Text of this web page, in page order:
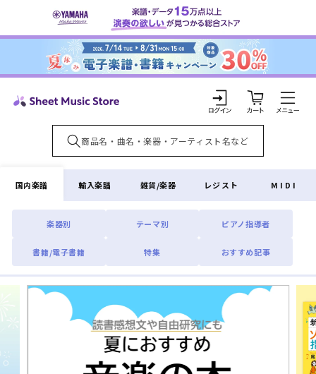
ンツに
ロ
グ
イ
ン
カ
ー
ト
国内楽譜
楽器別 テーマ別 ピアノ指導者
書籍/電子書籍 特集 おすすめ記事
輸入楽譜 雑貨/楽器 レジスト MIDI